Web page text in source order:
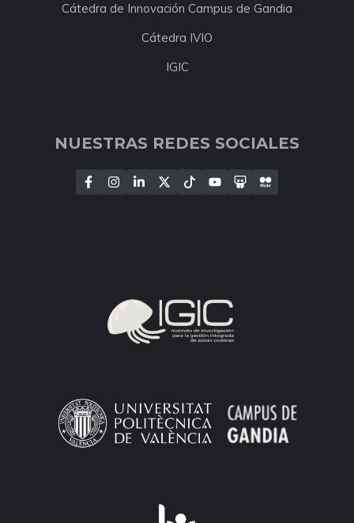
Cátedra de Innovación Campus de Gandia
Cátedra IVIO
IGIC
NUESTRAS REDES SOCIALES